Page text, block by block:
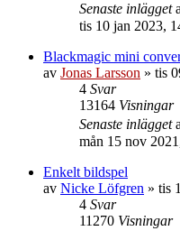
Senaste inlägget
tis 10 jan 2023,
Blackmagic mini
av Jonas Larsson » tis
4 Svar
13164 Visningar
Senaste inlägget
mån 15 nov
Enkelt bildspel
av Nicke Löfgren » tis
4 Svar
11270 Visningar